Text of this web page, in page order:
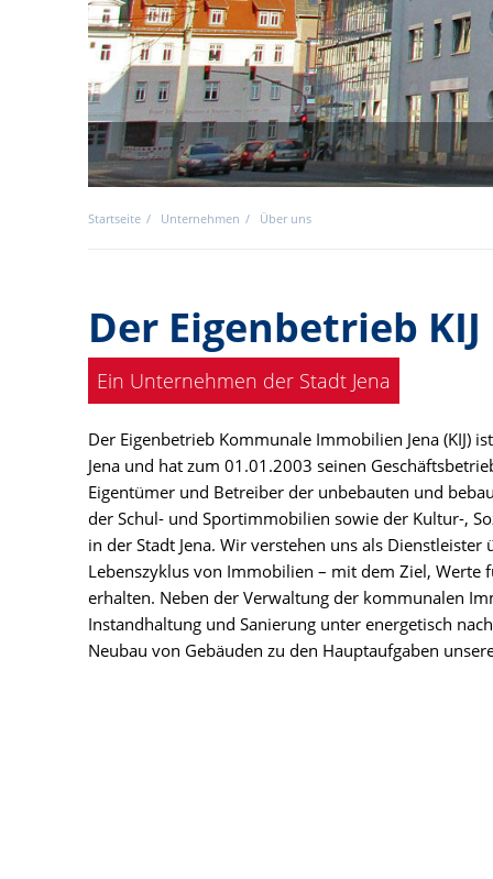
Startseite Unternehmen Über uns
Der Eigenbetrieb KIJ
Ein Unternehmen der Stadt Jena
Der Eigenbetrieb Kommunale Immobilien Jena (KIJ)
Jena und hat zum 01.01.2003 seinen
Eigentümer und Betreiber der unbebauten und
der Schul- und Sportimmobilien sowie der Kultur-,
in der Stadt Jena. Wir verstehen uns als Dienstleister
Lebenszyklus von Immobilien – mit dem Ziel, Werte
erhalten. Neben der Verwaltung der kommunalen
Instandhaltung und Sanierung unter energetisch
Neubau von Gebäuden zu den Hauptaufgaben